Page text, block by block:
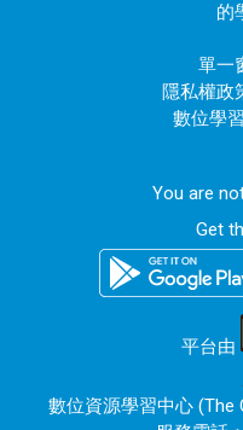
的
單一
隱私權政
數位學
You are
Get
平台由
數位資源學習中心 (The